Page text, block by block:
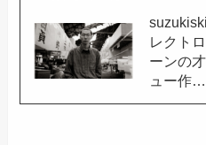
レクト
ーンの
ュー作…